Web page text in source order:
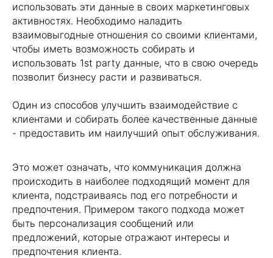
использовать эти данные в своих маркетинговых
активностях. Необходимо наладить
взаимовыгодные отношения со своими клиентами,
чтобы иметь возможность собирать и
использовать 1st party данные, что в свою очередь
позволит бизнесу расти и развиваться.
Один из способов улучшить взаимодействие с
клиентами и собирать более качественные данные
- предоставить им наилучший опыт обслуживания.
Это может означать, что коммуникация должна
происходить в наиболее подходящий момент для
клиента, подстраиваясь под его потребности и
предпочтения. Примером такого подхода может
быть персонализация сообщений или
предложений, которые отражают интересы и
предпочтения клиента.